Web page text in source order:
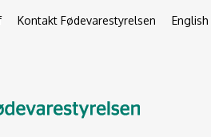
Kontakt Fødevarestyrelsen English